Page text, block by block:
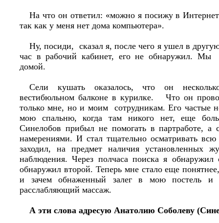
На что он ответил: «можно я посижу в
так как у меня нет дома компьютера».
Ну, посиди, сказал я, после чего я ушел в
час в рабочий кабинет, его не обнаружил. Мы
домой.
Сели кушать оказалось, что он
вестибюльном балконе в курилке. Что он
только мне, но и моим сотрудникам. Его частые
мою спальню, когда там никого нет, еще
Синелобов прибыл не помогать в партработе,
намерениями. И стал тщательно осматривать
заходил, на предмет наличия установленных
наблюдения. Через полчаса поиска я
обнаружил второй. Теперь мне стало еще
и зачем обнаженный залег в мою постель и
расслабляющий массаж.
А эти слова адресую Анатолию Соболеву